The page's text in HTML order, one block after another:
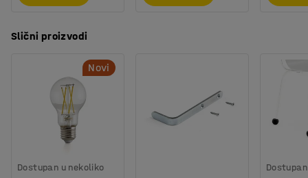
Slični proizvodi
Novi
Dostupan u nekoliko